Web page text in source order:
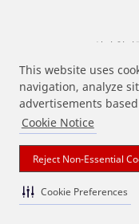
This website uses
navigation, analyze
advertisements
Cookie Notice
Reject Non-Essential
Cookie Preferences
상기 열거